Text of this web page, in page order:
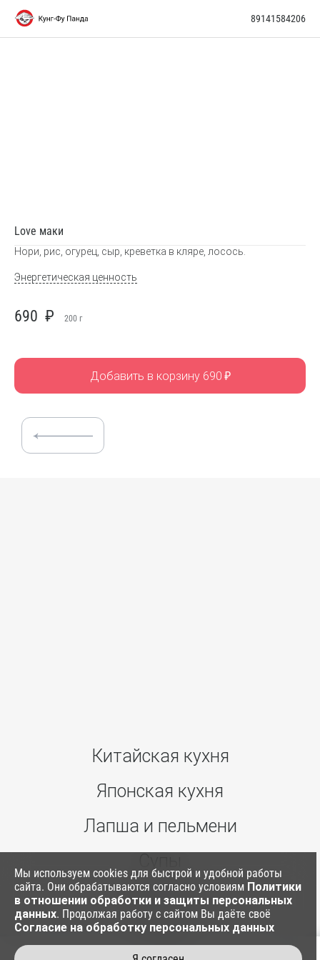
89141584206
Love маки
Нори, рис, огурец, сыр, креветка в кляре, лосось.
Энергетическая ценность
690 ₽ 200 г
Добавить в корзину 690 ₽
Китайская кухня
Японская кухня
Лапша и пельмени
Ким Паб
Соусы
Мы используем cookies для быстрой и удобной работы
сайта. Они обрабатываются согласно условиям Политики
в отношении обработки и защиты персональных
данных. Продолжая работу с сайтом Вы даёте своё
Согласие на обработку персональных данных